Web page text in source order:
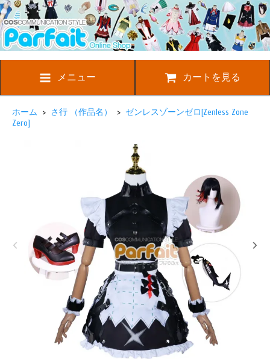
メニュー カートを見る
ホーム > さ行 （作品名） > ゼンレスゾーンゼロ[Zenless Zone
Zero]